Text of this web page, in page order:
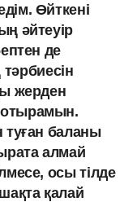
Өйткені
әйтеуір
де
жерден
туған баланы
алмай
осы тілде
қалай